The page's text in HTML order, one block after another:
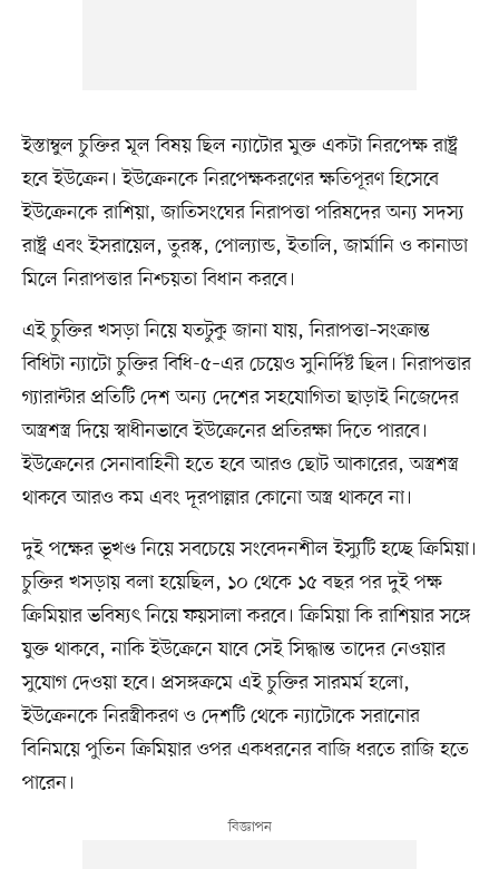
ইস্তাম্বুল চুক্তির মূল বিষয় ছিল ন্যাটোর মুক্ত একটা নিরপেক্ষ রাষ্ট্র
হবে ইউক্রেন। ইউক্রেনকে নিরপেক্ষকরণের ক্ষতিপূরণ হিসেবে
ইউক্রেনকে রাশিয়া, জাতিসংঘের নিরাপত্তা পরিষদের অন্য সদস্য
রাষ্ট্র এবং ইসরায়েল, তুরস্ক, পোল্যান্ড, ইতালি, জার্মানি ও কানাডা
মিলে নিরাপত্তার নিশ্চয়তা বিধান করবে।
এই চুক্তির খসড়া নিয়ে যতটুকু জানা যায়, নিরাপত্তা–সংক্রান্ত
বিধিটা ন্যাটো চুক্তির বিধি-৫–এর চেয়েও সুনির্দিষ্ট ছিল। নিরাপত্তার
গ্যারান্টার প্রতিটি দেশ অন্য দেশের সহযোগিতা ছাড়াই নিজেদের
অস্ত্রশস্ত্র দিয়ে স্বাধীনভাবে ইউক্রেনের প্রতিরক্ষা দিতে পারবে।
ইউক্রেনের সেনাবাহিনী হতে হবে আরও ছোট আকারের, অস্ত্রশস্ত্র
থাকবে আরও কম এবং দূরপাল্লার কোনো অস্ত্র থাকবে না।
দুই পক্ষের ভূখণ্ড নিয়ে সবচেয়ে সংবেদনশীল ইস্যুটি হচ্ছে ক্রিমিয়া।
চুক্তির খসড়ায় বলা হয়েছিল, ১০ থেকে ১৫ বছর পর দুই পক্ষ
ক্রিমিয়ার ভবিষ্যৎ নিয়ে ফয়সালা করবে। ক্রিমিয়া কি রাশিয়ার সঙ্গে
যুক্ত থাকবে, নাকি ইউক্রেনে যাবে সেই সিদ্ধান্ত তাদের নেওয়ার
সুযোগ দেওয়া হবে। প্রসঙ্গক্রমে এই চুক্তির সারমর্ম হলো,
ইউক্রেনকে নিরস্ত্রীকরণ ও দেশটি থেকে ন্যাটোকে সরানোর
বিনিময়ে পুতিন ক্রিমিয়ার ওপর একধরনের বাজি ধরতে রাজি হতে
পারেন।